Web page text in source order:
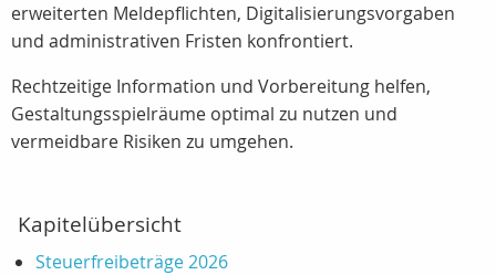
erweiterten Meldepflichten, Digitalisierungsvorgaben
und administrativen Fristen konfrontiert.
Rechtzeitige Information und Vorbereitung helfen,
Gestaltungsspielräume optimal zu nutzen und
vermeidbare Risiken zu umgehen.
Kapitelübersicht
Steuerfreibeträge 2026